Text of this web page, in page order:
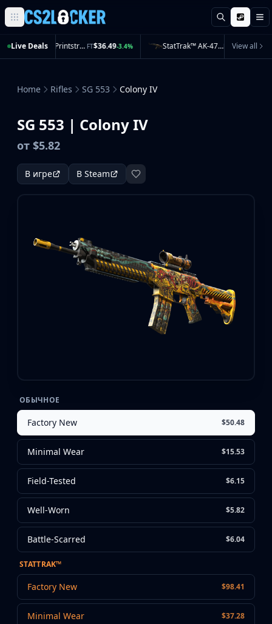
Поиск
Browse all CS2 categories
Weapons
Rifles
Knives
Gloves
Glock-18
USP-S
Galil AR
M4A1-S
M4A4
SCAR-20
SG 553
SSG 08
SMGs
MAC-10
MP5-SD
MP9
PP-Bizon
UMP-45
Shotguns & Machineguns
Live Deals USP-S | Printstream (Field-Tested) FT$36.49-3.4% StatTrak™ AK-47 | Legion of Anubis (Minimal Wear) MW$43.43-
View all
Home Rifles SG 553 Colony IV
SG 553 | Colony IV
от $5.82
В игре В Steam
ОБЫЧНОЕ
Factory New $50.48
Minimal Wear $15.53
Field-Tested $6.15
Well-Worn $5.82
Battle-Scarred $6.04
STATTRAK™
Factory New $98.41
Minimal Wear $37.28